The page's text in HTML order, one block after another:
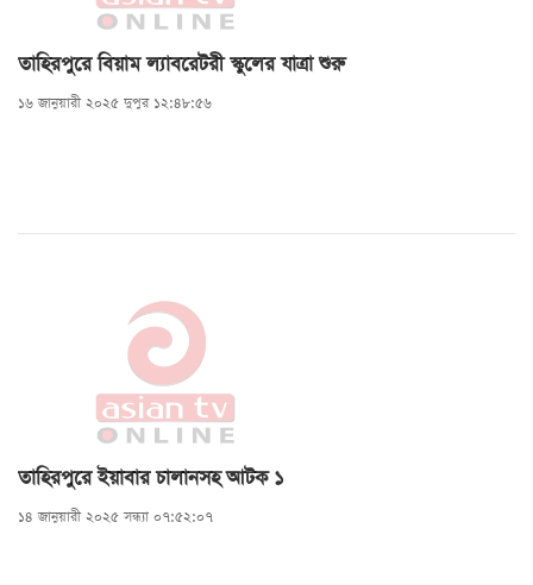
তাহিরপুরে বিয়াম ল্যাবরেটরী স্কুলের যাত্রা শুরু
১৬ জানুয়ারী ২০২৫ দুপুর ১২:৪৮:৫৬
তাহিরপুরে ইয়াবার চালানসহ আটক ১
১৪ জানুয়ারী ২০২৫ সন্ধ্যা ০৭:৫২:০৭